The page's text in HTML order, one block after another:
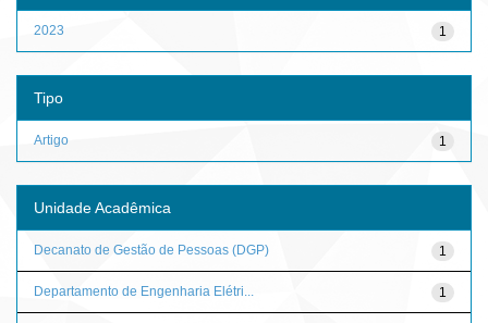
1
2023
Tipo
1
Artigo
Unidade Acadêmica
1
Decanato de Gestão de Pessoas (DGP)
1
Departamento de Engenharia Elétri...